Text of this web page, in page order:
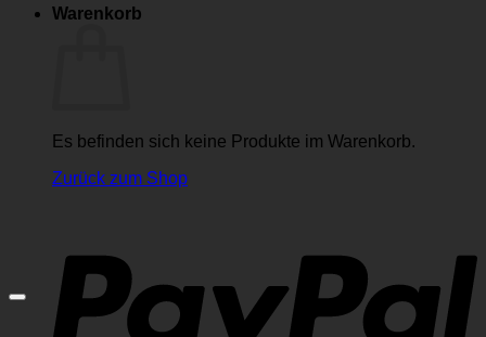
Warenkorb
Es befinden sich keine Produkte im Warenkorb.
Zurück zum Shop